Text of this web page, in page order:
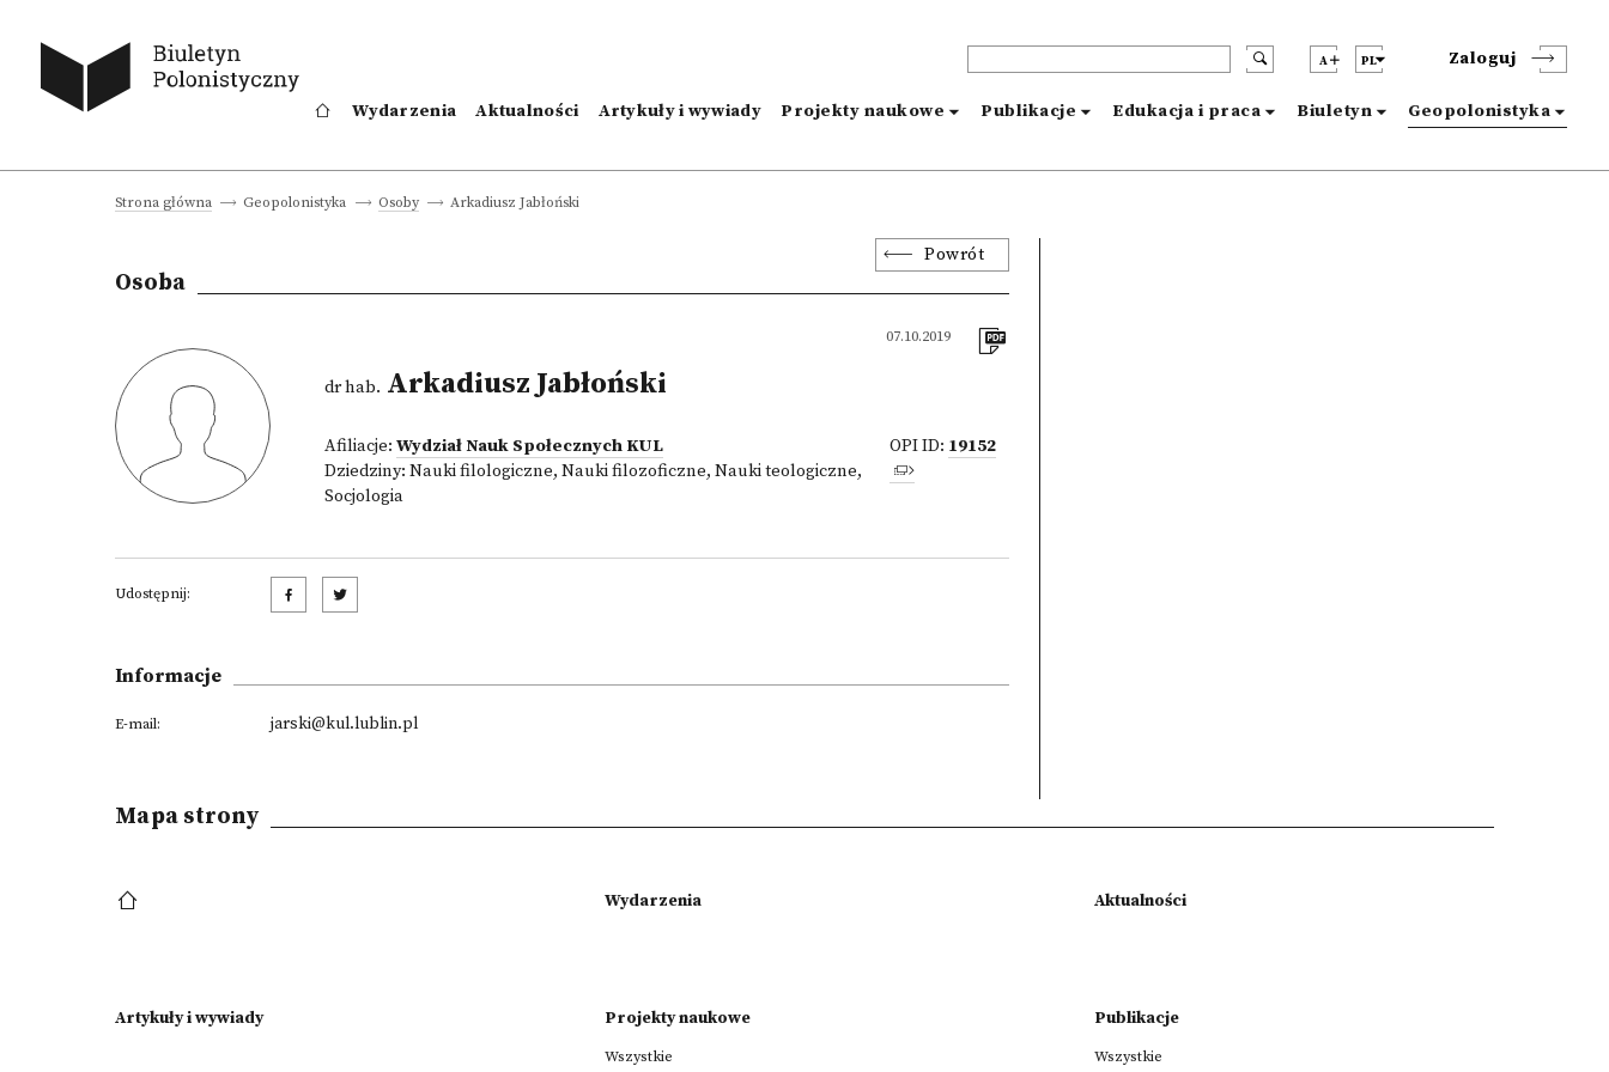
A PL Zaloguj
Wydarzenia Aktualności Artykuły i wywiady Projekty naukowe Publikacje Edukacja i praca Biuletyn Geopolonistyka
Strona główna Geopolonistyka Osoby Arkadiusz Jabłoński
Powrót
Osoba
07.10.2019
dr hab. Arkadiusz Jabłoński
Afiliacje: Wydział Nauk Społecznych KUL
Dziedziny: Nauki filologiczne, Nauki filozoficzne, Nauki teologiczne,
Socjologia
OPI ID: 19152
Udostępnij:
Informacje
E-mail: jarski@kul.lublin.pl
Mapa strony
Wydarzenia Aktualności
Artykuły i wywiady Projekty naukowe
Wszystkie
Publikacje
Wszystkie